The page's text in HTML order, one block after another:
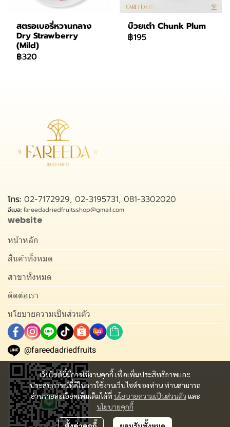
สตรอเบอรี่หวานกลาง
Dry Strawberry
(Mild)
฿320
บ๊วยเต๋า Chunk Plum
฿195
เว็บไซต์นี้มีการใช้งานคุกกี้ เพื่อเพิ่มประสิทธิภาพและ
ประสบการณ์ที่ดีในการใช้งานเว็บไซต์ของท่าน ท่านสามารถ
อ่านรายละเอียดเพิ่มเติมได้ที่ นโยบายความเป็นส่วนตัว และ
นโยบายคุกกี้
โทร: 02-7172929, 02-3195731, 081-3302020
อีเมล: fareedadriedfruitsshop@gmail.com
website
หน้าหลัก
สินค้าทั้งหมด
สาขาทั้งหมด
ติดต่อเรา
นโยบายความเป็นส่วนตัว
@fareedadriedfruits